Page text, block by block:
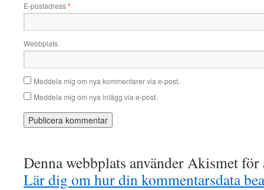
E-postadress*
Webbplats
Meddela mig om nya kommentarer via e-post.
Meddela mig om nya inlägg via e-post.
Denna webbplats använder Akismet
Lär dig om hur din kommentarsdata